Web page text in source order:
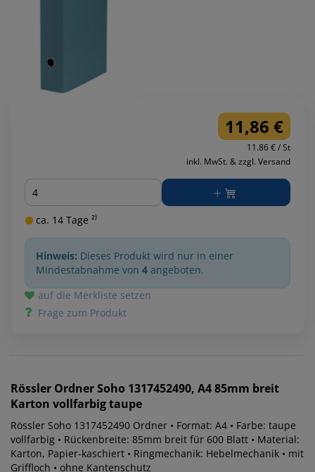
11,86 €
11.86 € / St
inkl. MwSt. & zzgl. Versand
Menge
ca. 14 Tage ²⁾
Hinweis: Dieses Produkt wird nur in einer
Mindestabnahme von 4 angeboten.
auf die Merkliste setzen
Frage zum Produkt
Rössler Ordner Soho 1317452490, A4 85mm breit
Karton vollfarbig taupe
Rössler Soho 1317452490 Ordner • Format: A4 • Farbe: taupe
vollfarbig • Rückenbreite: 85mm breit für 600 Blatt • Material:
Karton, Papier-kaschiert • Ringmechanik: Hebelmechanik • mit
Griffloch • ohne Kantenschutz